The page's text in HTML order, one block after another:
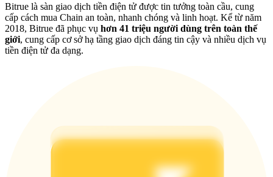
Deposit & Trade BTC to Share 25000 USDT prize pool!
Bitrue là sàn giao dịch tiền điện tử được tin tưởng toàn cầu, cung
cấp cách mua Chain an toàn, nhanh chóng và linh hoạt. Kể từ năm
2018, Bitrue đã phục vụ hơn 41 triệu người dùng trên toàn thế
giới, cung cấp cơ sở hạ tầng giao dịch đáng tin cậy và nhiều dịch vụ
tiền điện tử đa dạng.